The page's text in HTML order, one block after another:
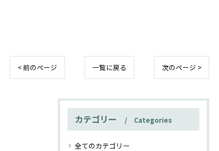
< 前のページ 一覧に戻る 次のページ >
カテゴリー Categories
全てのカテゴリー